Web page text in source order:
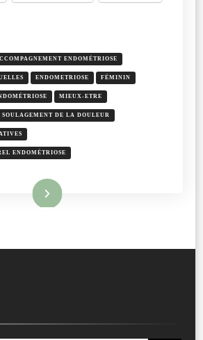
ENDOMÉTRIOSE
ENDOMETRIOSE FÉMININ
MIEUX-ETRE
SOULAGEMENT DE LA DOULEUR
ENDOMÉTRIOSE
Lire la suite